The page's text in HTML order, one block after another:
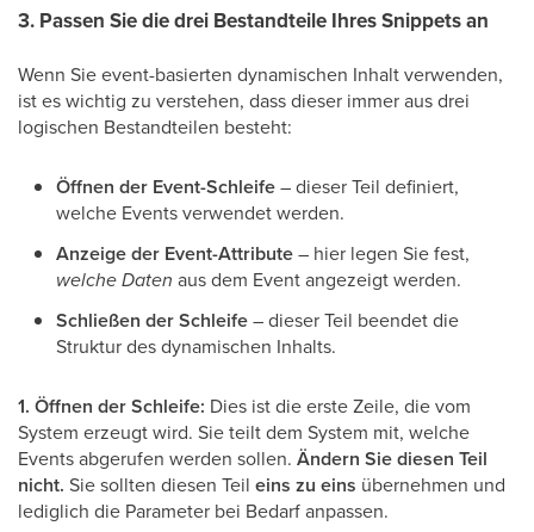
3. Passen Sie die drei Bestandteile Ihres Snippets an
Wenn Sie event-basierten dynamischen Inhalt verwenden,
ist es wichtig zu verstehen, dass dieser immer aus drei
logischen Bestandteilen besteht:
Öffnen der Event-Schleife– dieser Teil definiert,
welche Events verwendet werden.
Anzeige der Event-Attribute– hier legen Sie fest,
welche Daten aus dem Event angezeigt werden.
Schließen der Schleife– dieser Teil beendet die
Struktur des dynamischen Inhalts.
1. Öffnen der Schleife: Dies ist die erste Zeile, die vom
System erzeugt wird. Sie teilt dem System mit, welche
Events abgerufen werden sollen. Ändern Sie diesen Teil
nicht. Sie sollten diesen Teil eins zu eins übernehmen und
lediglich die Parameter bei Bedarf anpassen.